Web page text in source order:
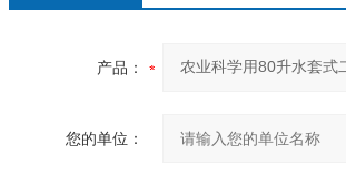
产品：
您的单位：